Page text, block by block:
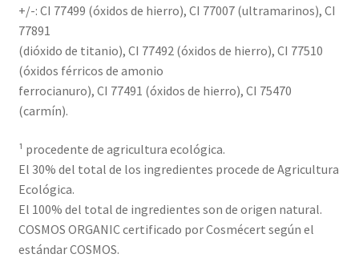
+/-: CI 77499 (óxidos de hierro), CI 77007 (ultramarinos), CI
77891
(dióxido de titanio), CI 77492 (óxidos de hierro), CI 77510
(óxidos férricos de amonio
ferrocianuro), CI 77491 (óxidos de hierro), CI 75470
(carmín).
¹ procedente de agricultura ecológica.
El 30% del total de los ingredientes procede de Agricultura
Ecológica.
El 100% del total de ingredientes son de origen natural.
COSMOS ORGANIC certificado por Cosmécert según el
estándar COSMOS.